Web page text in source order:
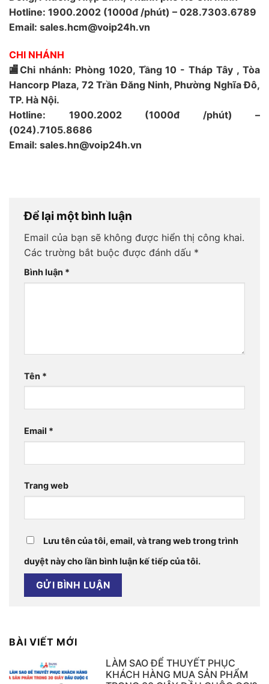
Hotline: 1900.2002 (1000đ /phút) – 028.7303.6789
Email: sales.hcm@voip24h.vn
CHI NHÁNH
🏬Chi nhánh: Phòng 1020, Tầng 10 - Tháp Tây , Tòa
Hancorp Plaza, 72 Trần Đăng Ninh, Phường Nghĩa Đô,
TP. Hà Nội.
Hotline: 1900.2002 (1000đ /phút) –
(024).7105.8686
Email: sales.hn@voip24h.vn
Để lại một bình luận
Email của bạn sẽ không được hiển thị công khai.
Các trường bắt buộc được đánh dấu *
Bình luận *
Tên *
Email *
Trang web
Lưu tên của tôi, email, và trang web trong trình
duyệt này cho lần bình luận kế tiếp của tôi.
BÀI VIẾT MỚI
LÀM SAO ĐỂ THUYẾT PHỤC
KHÁCH HÀNG MUA SẢN PHẨM